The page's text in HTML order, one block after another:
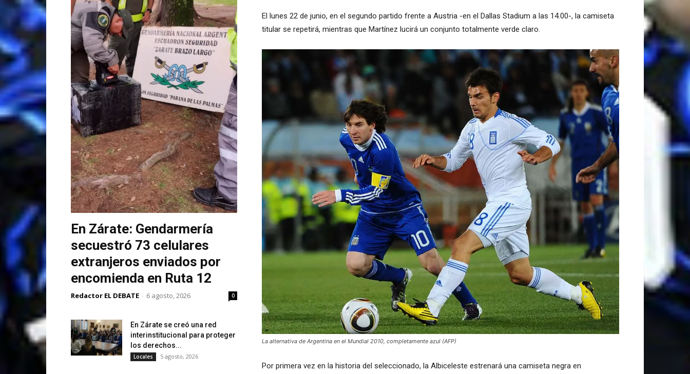
El lunes 22 de junio, en el segundo partido frente a Austria -en el Dallas Stadium a las 14.00-, la camiseta
titular se repetirá, mientras que Martínez lucirá un conjunto totalmente verde claro.
La alternativa de Argentina en el Mundial 2010, completamente azul (AFP)
Por primera vez en la historia del seleccionado, la Albiceleste estrenará una camiseta negra en
En Zárate: Gendarmería
secuestró 73 celulares
extranjeros enviados por
encomienda en Ruta 12
Redactor EL DEBATE - 6 agosto, 2026 0
En Zárate se creó una red
interinstitucional para proteger
los derechos...
Locales 5 agosto, 2026